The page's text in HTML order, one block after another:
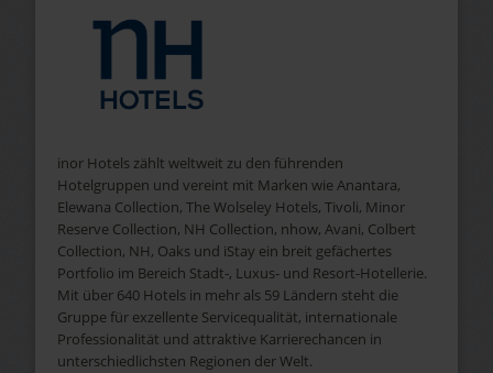
inor Hotels zählt weltweit zu den führenden
Hotelgruppen und vereint mit Marken wie Anantara,
Elewana Collection, The Wolseley Hotels, Tivoli, Minor
Reserve Collection, NH Collection, nhow, Avani, Colbert
Collection, NH, Oaks und iStay ein breit gefächertes
Portfolio im Bereich Stadt‑, Luxus‑ und Resort-Hotellerie.
Mit über 640 Hotels in mehr als 59 Ländern steht die
Gruppe für exzellente Servicequalität, internationale
Professionalität und attraktive Karrierechancen in
unterschiedlichsten Regionen der Welt.